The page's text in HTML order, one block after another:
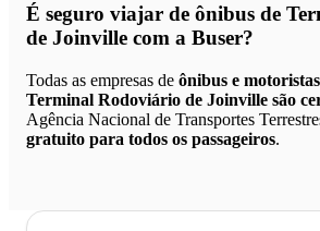
É seguro viajar de ônibus de
de Joinville com a Buser?
Todas as empresas de ônibus e
Terminal Rodoviário de Joinville são
Agência Nacional de Transportes
gratuito para todos os passageiros.